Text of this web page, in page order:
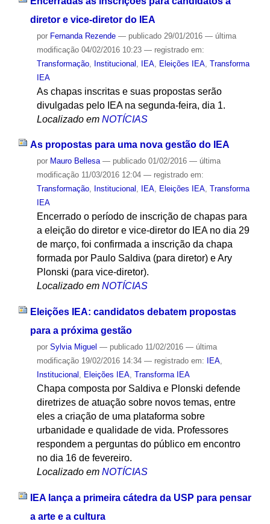
diretor e vice-diretor do IEA
por Fernanda Rezende — publicado29/01/2016 — última
modificação04/02/2016 10:23 — registrado em:
Transformação, Institucional IEA, Eleições IEA, Transforma
IEA
As chapas inscritas e suas propostas serão
divulgadas pelo IEA na segunda-feira, dia 1.
Localizado em NOTÍCIAS
As propostas para uma nova gestão do IEA
por Mauro Bellesa — publicado01/02/2016 — última
modificação11/03/2016 12:04 — registrado em:
Transformação, Institucional , IEA, Eleições IEA, Transforma
IEA
Encerrado o período de inscrição de chapas para
a eleição do diretor e vice-diretor do IEA no dia 29
de março, foi confirmada a inscrição da chapa
formada por Paulo Saldiva (para diretor) e Ary
Plonski (para vice-diretor).
Localizado em NOTÍCIAS
Eleições IEA: candidatos debatem propostas
para a próxima gestão
por Sylvia Miguel — publicado11/02/2016 — última
modificação19/02/2016 14:34 — registrado em: IEA,
Institucional , Eleições IEA, Transforma IEA
Chapa composta por Saldiva e Plonski defende
diretrizes de atuação sobre novos temas, entre
eles a criação de uma plataforma sobre
urbanidade e qualidade de vida. Professores
respondem a perguntas do público em encontro
no dia 16 de fevereiro.
Localizado em NOTÍCIAS
IEA lança a primeira cátedra da USP para pensar
a arte e a cultura